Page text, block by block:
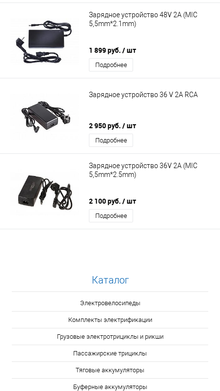
Зарядное устройство 48V 2A (MIC
5,5mm*2.1mm)
1 899 руб. / шт
Подробнее
Зарядное устройство 36 V 2А RCA
2 950 руб. / шт
Подробнее
Зарядное устройство 36V 2A (MIC
5,5mm*2.5mm)
2 100 руб. / шт
Подробнее
Каталог
Электровелосипеды
Комплекты электрификации
Грузовые электротрициклы и рикши
Пассажирские трициклы
Тяговые аккумуляторы
Буферные аккумуляторы